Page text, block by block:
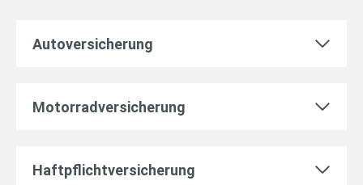
Autoversicherung
Motorradversicherung
Haftpflichtversicherung